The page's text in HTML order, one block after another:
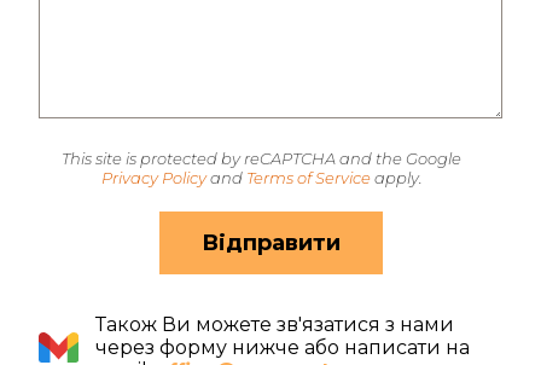
This site is protected by reCAPTCHA and the Google
Privacy Policyand Terms of Serviceapply.
Відправити
Також Ви можете зв'язатися з нами
через форму нижче або написати на